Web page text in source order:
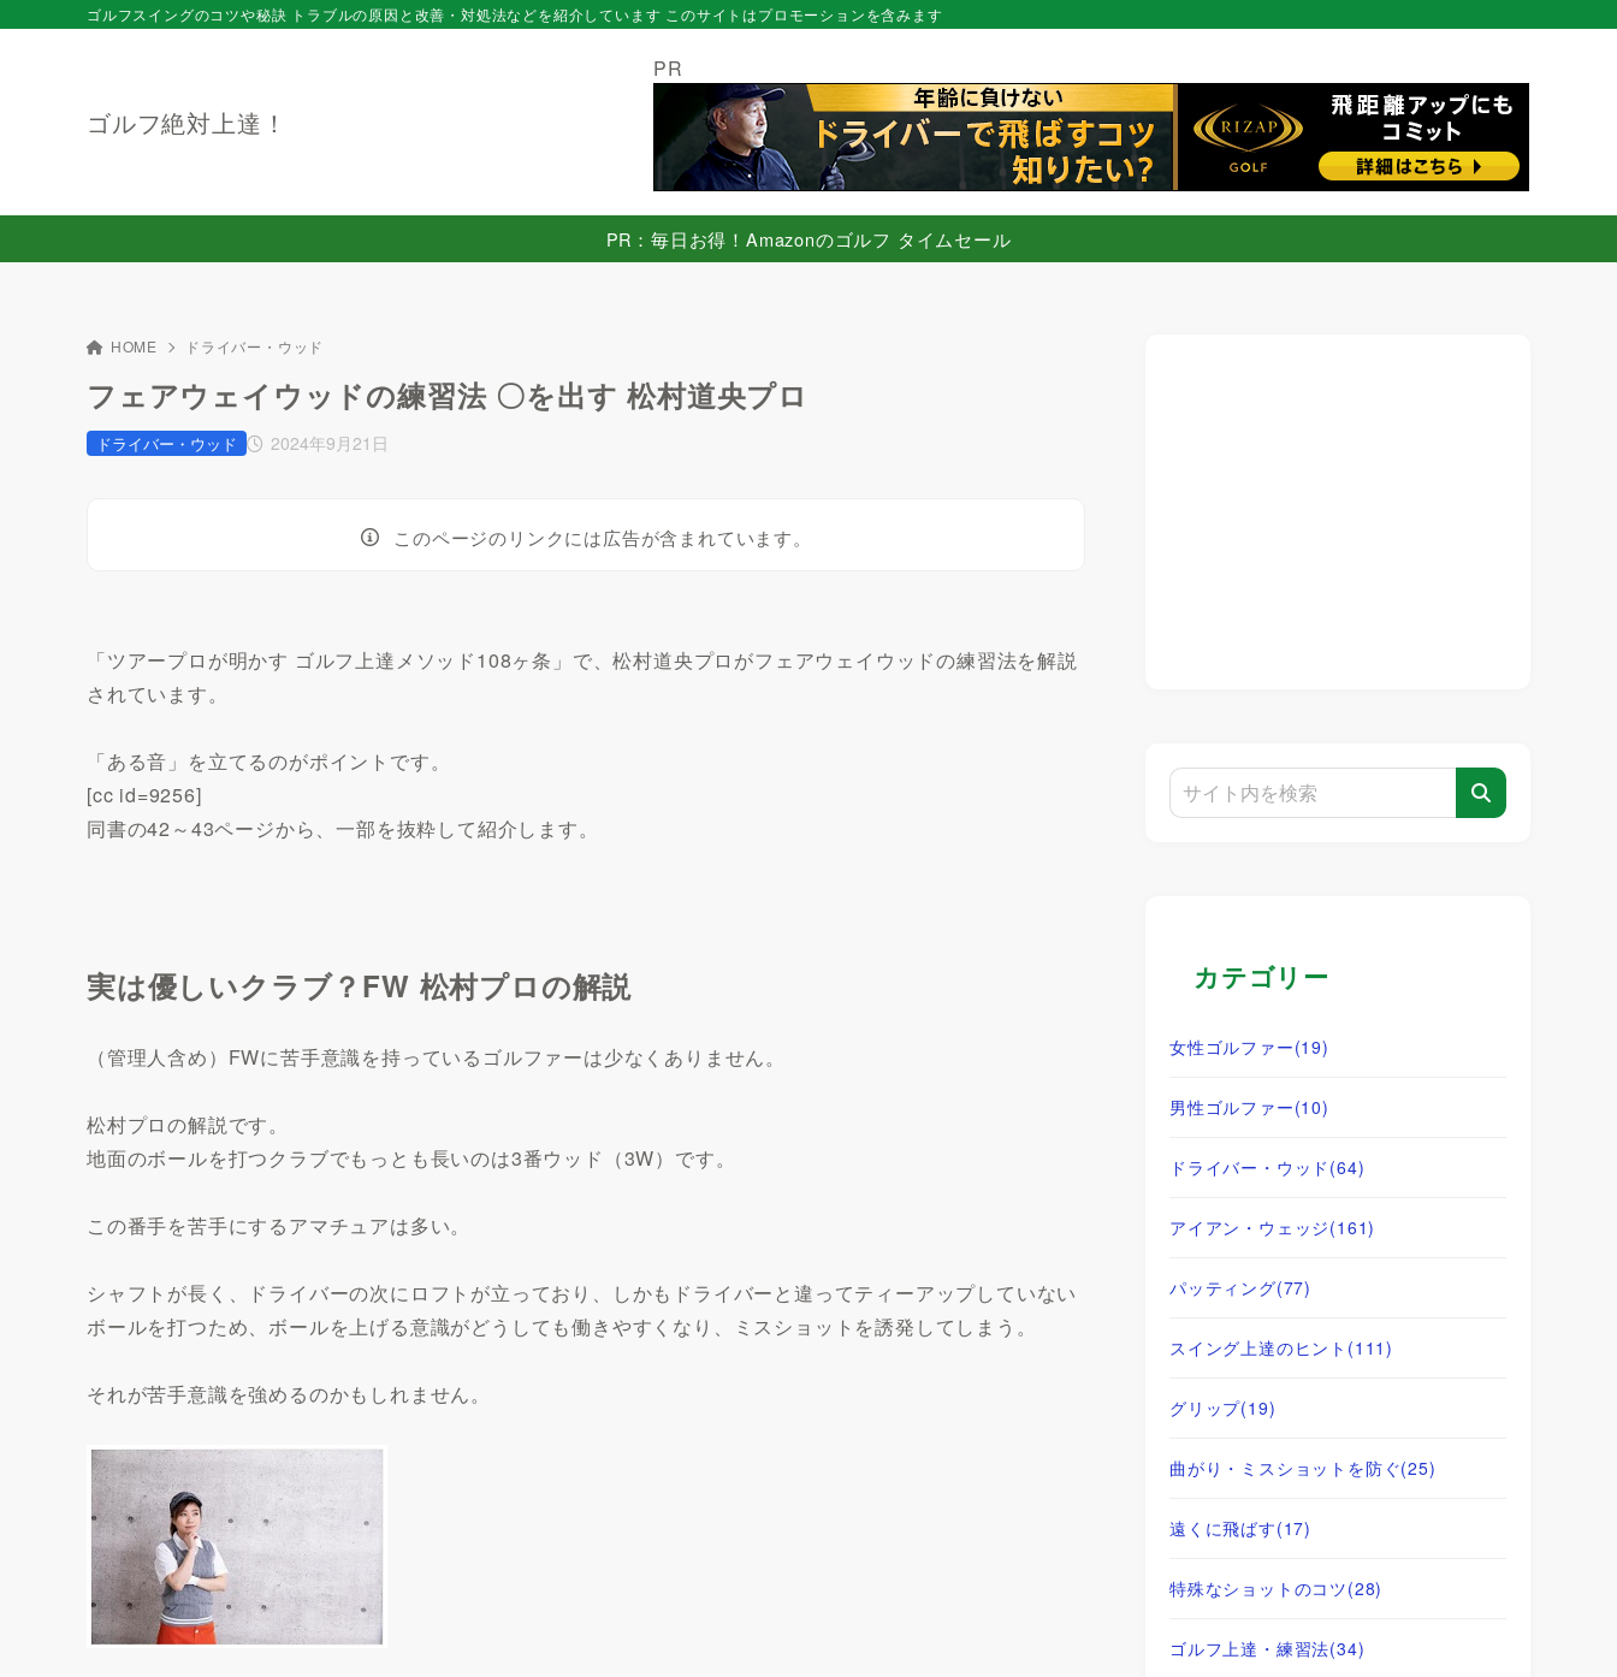
ゴルフ絶対上達！
ゴルフスイングのコツや秘訣 トラブルの原因と改善・対処法などを紹介しています このサイトはプロモーションを含みます
PR
PR：毎日お得！Amazonのゴルフ タイムセール
HOME ドライバー・ウッド
フェアウェイウッドの練習法 〇を出す 松村道央プロ
2024年9月21日
ドライバー・ウッド
このページのリンクには広告が含まれています。
「ツアープロが明かす ゴルフ上達メソッド108ヶ条」で、松村道央プロがフェアウェイウッドの練習法を解説
されています。
「ある音」を立てるのがポイントです。
[cc id=9256]
同書の42～43ページから、一部を抜粋して紹介します。
実は優しいクラブ？FW 松村プロの解説
（管理人含め）FWに苦手意識を持っているゴルファーは少なくありません。
松村プロの解説です。
地面のボールを打つクラブでもっとも長いのは3番ウッド（3W）です。
この番手を苦手にするアマチュアは多い。
シャフトが長く、ドライバーの次にロフトが立っており、しかもドライバーと違ってティーアップしていない
ボールを打つため、ボールを上げる意識がどうしても働きやすくなり、ミスショットを誘発してしまう。
それが苦手意識を強めるのかもしれません。
カテゴリー
女性ゴルファー(19)
男性ゴルファー(10)
ドライバー・ウッド (64)
アイアン・ウェッジ(161)
パッティング(77)
スイング上達のヒント (111)
グリップ(19)
曲がり・ミスショットを防ぐ(25)
遠くに飛ばす(17)
特殊なショットのコツ(28)
ゴルフ上達・練習法(34)